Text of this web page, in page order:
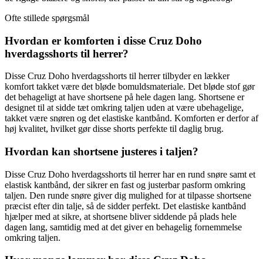
Ofte stillede spørgsmål
Hvordan er komforten i disse Cruz Doho
hverdagsshorts til herrer?
Disse Cruz Doho hverdagsshorts til herrer tilbyder en lækker
komfort takket være det bløde bomuldsmateriale. Det bløde stof gør
det behageligt at have shortsene på hele dagen lang. Shortsene er
designet til at sidde tæt omkring taljen uden at være ubehagelige,
takket være snøren og det elastiske kantbånd. Komforten er derfor af
høj kvalitet, hvilket gør disse shorts perfekte til daglig brug.
Hvordan kan shortsene justeres i taljen?
Disse Cruz Doho hverdagsshorts til herrer har en rund snøre samt et
elastisk kantbånd, der sikrer en fast og justerbar pasform omkring
taljen. Den runde snøre giver dig mulighed for at tilpasse shortsene
præcist efter din talje, så de sidder perfekt. Det elastiske kantbånd
hjælper med at sikre, at shortsene bliver siddende på plads hele
dagen lang, samtidig med at det giver en behagelig fornemmelse
omkring taljen.